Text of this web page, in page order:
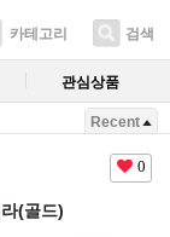
카테고리 검색
관심상품
Recent
0
(골드)